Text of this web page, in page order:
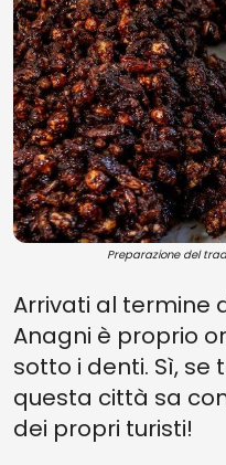
Preparazione del
Arrivati al termine
Anagni è proprio
sotto i denti. Sì,
questa città sa
dei propri turisti!